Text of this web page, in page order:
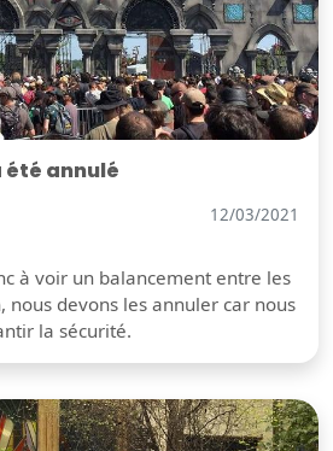
été annulé
12/03/2021
à voir un balancement entre les
nous devons les annuler car nous
la sécurité.